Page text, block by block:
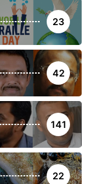
23
42
141
22